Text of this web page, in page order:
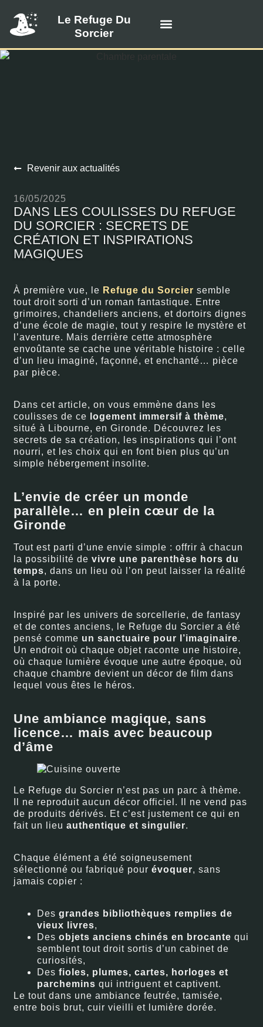
Le Refuge Du
Sorcier
Revenir aux actualités
16/05/2025
DANS LES COULISSES DU REFUGE
DU SORCIER : SECRETS DE
CRÉATION ET INSPIRATIONS
MAGIQUES
À première vue, le Refuge du Sorcier semble
tout droit sorti d’un roman fantastique. Entre
grimoires, chandeliers anciens, et dortoirs dignes
d’une école de magie, tout y respire le mystère et
l’aventure. Mais derrière cette atmosphère
envoûtante se cache une véritable histoire : celle
d’un lieu imaginé, façonné, et enchanté… pièce
par pièce.
Dans cet article, on vous emmène dans les
coulisses de ce
logement immersif à thème,
situé à Libourne, en Gironde. Découvrez les
secrets de sa création, les inspirations qui l’ont
nourri, et les choix qui en font bien plus qu’un
simple hébergement insolite.
L’envie de créer un monde
parallèle… en plein cœur de la
Gironde
Tout est parti d’une envie simple : offrir à chacun
la possibilité devivre une parenthèse hors du
temps, dans un lieu où l’on peut laisser la réalité
à la porte.
Inspiré par les univers de sorcellerie, de fantasy
et de contes anciens, le Refuge du Sorcier a été
pensé comme un sanctuaire pour l’imaginaire.
Un endroit où chaque objet raconte une histoire,
où chaque lumière évoque une autre époque, où
chaque chambre devient un décor de film dans
lequel vous êtes le héros.
Une ambiance magique, sans
licence… mais avec beaucoup
d’âme
Le Refuge du Sorcier n’est pas un parc à thème.
Il ne reproduit aucun décor officiel. Il ne vend pas
de produits dérivés. Et c’est justement ce qui en
fait un lieuauthentique et singulier.
Chaque élément a été soigneusement
sélectionné ou fabriqué pourévoquer, sans
jamais copier :
Desgrandes bibliothèques remplies de
vieux livres,
Desobjets anciens chinés en brocante qui
semblent tout droit sortis d’un cabinet de
curiosités,
Desfioles, plumes, cartes, horloges et
parchemins qui intriguent et captivent.
Le tout dans une ambiance feutrée, tamisée,
entre bois brut, cuir vieilli et lumière dorée.